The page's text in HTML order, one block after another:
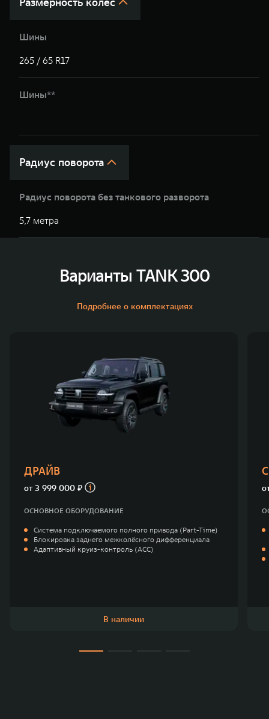
Шины
265 / 65 R17
Шины**
Радиус поворота
Радиус поворота без танкового разворота
5,7 метра
Варианты TANK 300
Подробнее о комплектациях
ДРАЙВ
от3 999 000 ₽
ОСНОВНОЕ ОБОРУДОВАНИЕ
Система подключаемого полного привода (Part-Time)
Блокировка заднего межколёсного дифференциала
Адаптивный круиз-контроль (ACC)
В наличии